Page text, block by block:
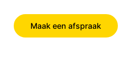
Maak een afspraak